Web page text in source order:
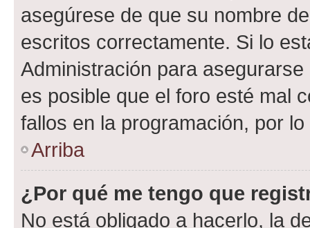
asegúrese de que su nombre
escritos correctamente. Si lo
Administración para
es posible que el foro esté mal
fallos en la programación, por
Arriba
¿Por qué me tengo que
No está obligado a hacerlo, la